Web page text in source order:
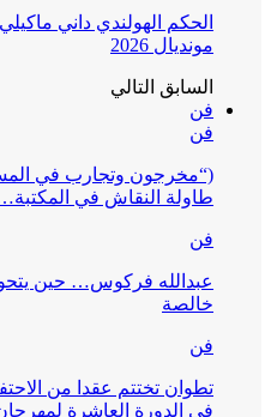
الحكم الهولندي داني
مونديال 2026
السابق التالي
فن
فن
(“مخرجون وتجارب في
طاولة النقاش في
فن
عبدالله فركوس… حين
خالصة
فن
تطوان تختتم عقدا من
في الدورة العاشرة